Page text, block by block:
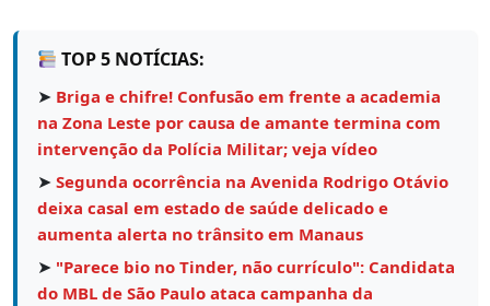
TOP 5 NOTÍCIAS:
➤ Briga e chifre! Confusão em frente a academia
na Zona Leste por causa de amante termina com
intervenção da Polícia Militar; veja vídeo
➤ Segunda ocorrência na Avenida Rodrigo Otávio
deixa casal em estado de saúde delicado e
aumenta alerta no trânsito em Manaus
➤ "Parece bio no Tinder, não currículo": Candidata
do MBL de São Paulo ataca campanha da